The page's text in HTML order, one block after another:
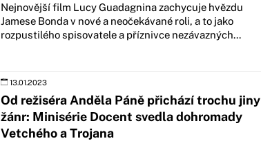
Nejnovější film Lucy Guadagnina zachycuje hvězdu
Jamese Bonda v nové a neočekávané roli, a to jako
rozpustilého spisovatele a příznivce nezávazných...
13.01.2023
Od režiséra Anděla Páně přichází trochu jiny
žánr: Minisérie Docent svedla dohromady
Vetchého a Trojana